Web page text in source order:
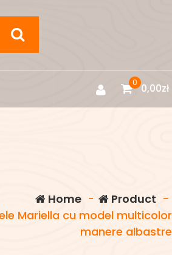
0 0,00zł
Home - Product -
Mariella cu model multicolor
manere albastre